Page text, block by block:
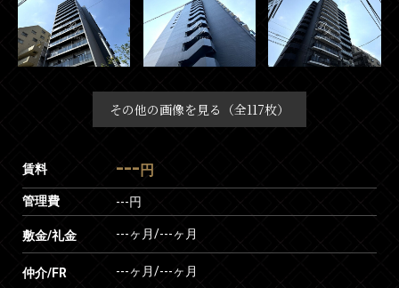
その他の画像を見る（全117枚）
賃料 --- 円
管理費 ---円
敷金/礼金 ---ヶ月/---ヶ月
仲介/FR ---ヶ月/---ヶ月